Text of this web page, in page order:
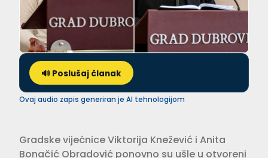
🔊 Poslušaj članak
Ovaj audio zapis generiran je AI tehnologijom
Gradske vijećnice Viktorija Knežević i Anita
Bonačić Obradović ponovno su ušle u otvoreni